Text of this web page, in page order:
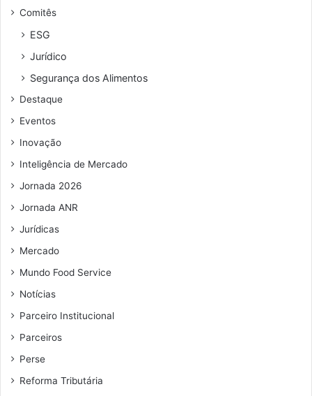
Comitês
ESG
Jurídico
Segurança dos Alimentos
Destaque
Eventos
Inovação
Inteligência de Mercado
Jornada 2026
Jornada ANR
Jurídicas
Mercado
Mundo Food Service
Notícias
Parceiro Institucional
Parceiros
Perse
Reforma Tributária